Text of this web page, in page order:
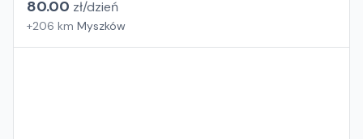
80.00 zł/dzień
+206 km Myszków